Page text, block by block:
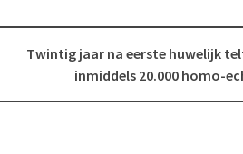
Twintig jaar na eerste huwelijk
inmiddels 20.000 homo-